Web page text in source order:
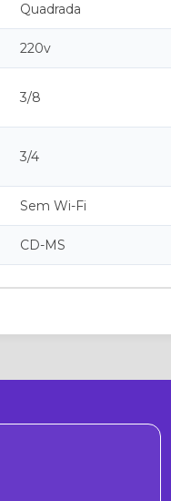
Quadrada
220v
3/8
3/4
Sem Wi-Fi
CD-MS